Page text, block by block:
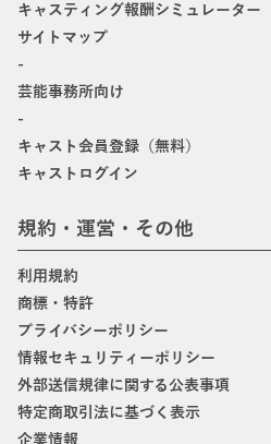
キャスティング報酬シミュレーター
サイトマップ
-
芸能事務所向け
-
キャスト会員登録（無料）
キャストログイン
規約・運営・その他
利用規約
商標・特許
プライバシーポリシー
情報セキュリティーポリシー
外部送信規律に関する公表事項
特定商取引法に基づく表示
企業情報